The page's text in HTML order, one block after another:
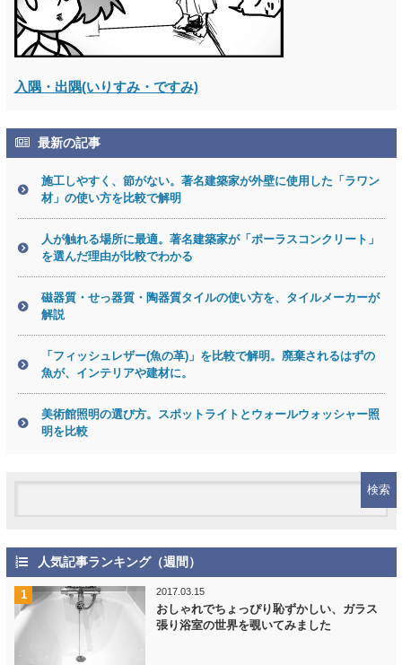
入隅・出隅(いりすみ・ですみ)
最新の記事
施工しやすく、節がない。著名建築家が外壁に使用した「ラワン
材」の使い方を比較で解明
人が触れる場所に最適。著名建築家が「ポーラスコンクリート」
を選んだ理由が比較でわかる
磁器質・せっ器質・陶器質タイルの使い方を、タイルメーカーが
解説
「フィッシュレザー(魚の革)」を比較で解明。廃棄されるはずの
魚が、インテリアや建材に。
美術館照明の選び方。スポットライトとウォールウォッシャー照
明を比較
人気記事ランキング（週間）
2017.03.15
おしゃれでちょっぴり恥ずかしい、ガラス
張り浴室の世界を覗いてみました